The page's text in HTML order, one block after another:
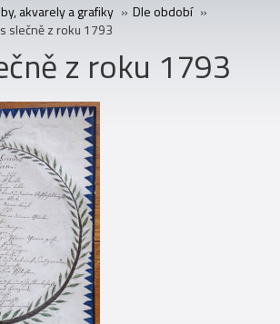
akvarely a grafiky » Dle období »
slečně z roku 1793
z roku 1793